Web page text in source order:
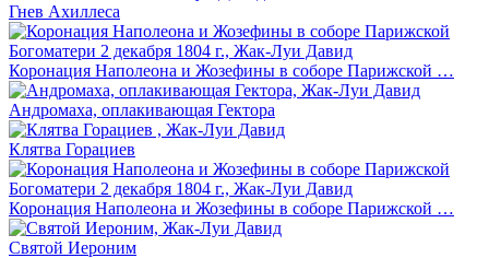
Гнев Ахиллеса
Коронация Наполеона и Жозефины в соборе Парижской …
Андромаха, оплакивающая Гектора
Клятва Горациев
Коронация Наполеона и Жозефины в соборе Парижской …
Святой Иероним